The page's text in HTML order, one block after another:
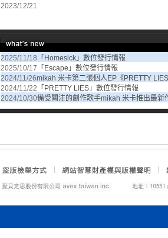
2023/12/21
2025/11/18 「Homesick」數位發行情報
2025/10/17 「Escape」數位發行情報
2024/11/26mikah 米卡第二張個人EP《PRETTY
2024/11/22 「PRETTY LIES」數位發行情報
2024/10/30備受關注的創作歌手mikah 米卡推出最